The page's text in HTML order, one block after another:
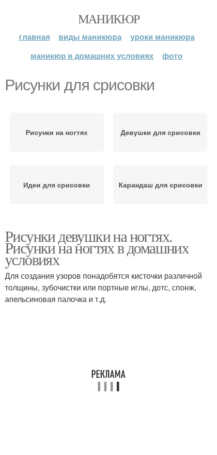
МАНИКЮР
главная виды маникюра
уроки маникюра
маникюр в домашних условиях
фото
Рисунки для срисовки
Рисунки на ногтях Девушки для срисовки
Идеи для срисовки Карандаш для срисовки
Рисунки девушки на ногтях.
Рисунки на ногтях в домашних
условиях
Для создания узоров понадобятся кисточки различной
толщины, зубочистки или портные иглы, дотс, спонж,
апельсиновая палочка и т.д.